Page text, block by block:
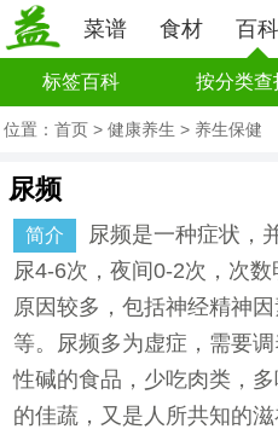
菜谱 食材 百科
标签百科 按分类查
位置： 首页 > 健康养生 > 养生保健
尿频
简介
尿频是一种症状，
尿4-6次，夜间0-2次，次
原因较多，包括神经精神
等。尿频多为虚症，需要
性碱的食品，少吃肉类，
的佳蔬，又是人所共知的